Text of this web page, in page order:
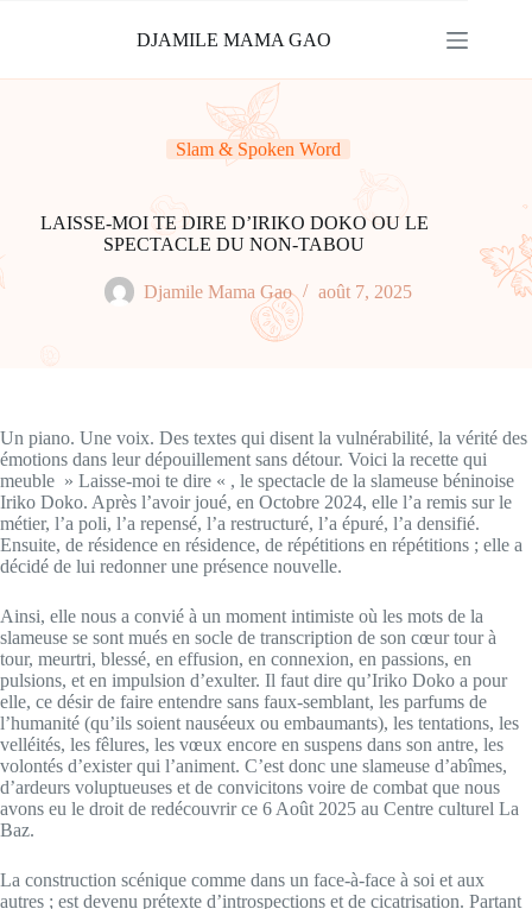
DJAMILE MAMA GAO
Slam & Spoken Word
LAISSE-MOI TE DIRE D’IRIKO DOKO OU LE
SPECTACLE DU NON-TABOU
Djamile Mama Gao août 7, 2025
Un piano. Une voix. Des textes qui disent la vulnérabilité, la vérité des
émotions dans leur dépouillement sans détour. Voici la recette qui
meuble » Laisse-moi te dire « , le spectacle de la slameuse béninoise
Iriko Doko. Après l’avoir joué, en Octobre 2024, elle l’a remis sur le
métier, l’a poli, l’a repensé, l’a restructuré, l’a épuré, l’a densifié.
Ensuite, de résidence en résidence, de répétitions en répétitions ; elle a
décidé de lui redonner une présence nouvelle.
Ainsi, elle nous a convié à un moment intimiste où les mots de la
slameuse se sont mués en socle de transcription de son cœur tour à
tour, meurtri, blessé, en effusion, en connexion, en passions, en
pulsions, et en impulsion d’exulter. Il faut dire qu’Iriko Doko a pour
elle, ce désir de faire entendre sans faux-semblant, les parfums de
l’humanité (qu’ils soient nauséeux ou embaumants), les tentations, les
velléités, les fêlures, les vœux encore en suspens dans son antre, les
volontés d’exister qui l’animent. C’est donc une slameuse d’abîmes,
d’ardeurs voluptueuses et de convicitons voire de combat que nous
avons eu le droit de redécouvrir ce 6 Août 2025 au Centre culturel La
Baz.
La construction scénique comme dans un face-à-face à soi et aux
autres ; est devenu prétexte d’introspections et de cicatrisation. Partant